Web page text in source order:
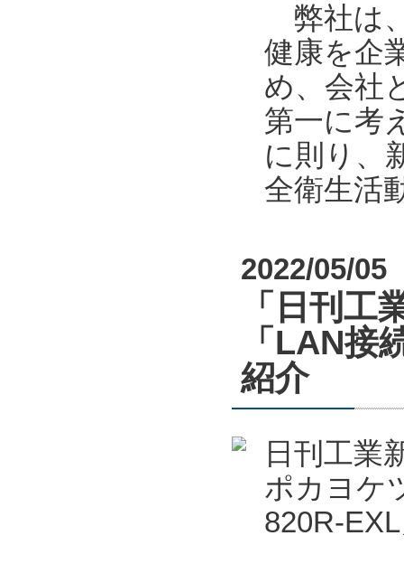
弊社は
健康を企
め、会社
第一に考
に則り、
全衛生活
2022/05/05
「日刊工
「LAN
紹介
日刊工業
ポカヨケ
820R-